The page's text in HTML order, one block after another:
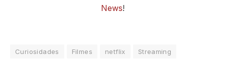
News!
Curiosidades Filmes netflix Streaming